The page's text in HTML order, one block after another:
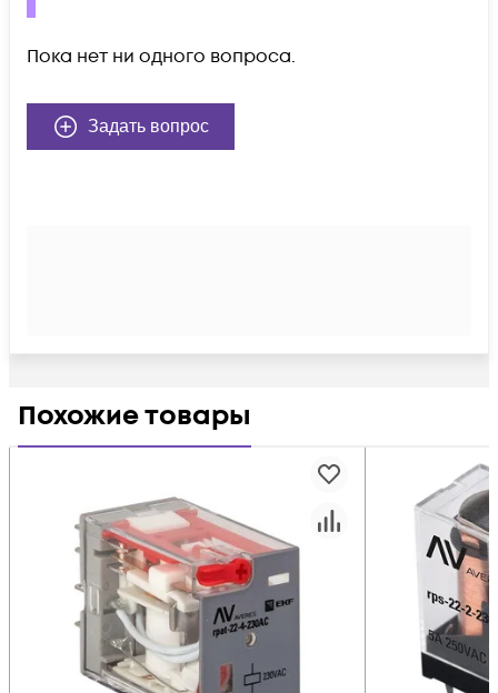
Пока нет ни одного вопроса.
Задать вопрос
Похожие товары